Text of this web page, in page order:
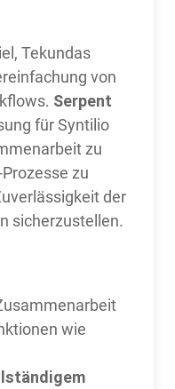
Tekundas
von
Serpent
für Syntilio
zu
zu
der
sicherzustellen.
wie